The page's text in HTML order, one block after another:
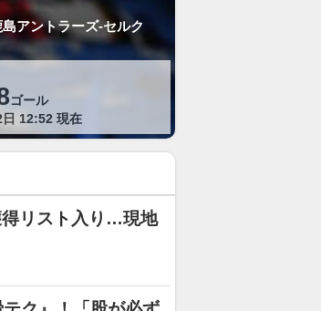
アントラーズ-セルク
ゴール
12:52 現在
リスト入り…現地